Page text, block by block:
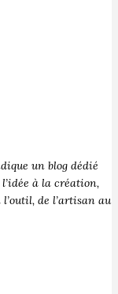
un blog dédié
à la création,
de l’artisan au